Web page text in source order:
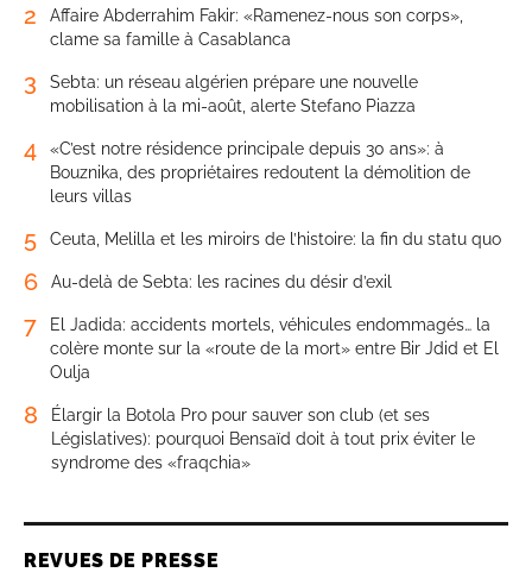
2
Affaire Abderrahim Fakir: «Ramenez-nous son corps»,
clame sa famille à Casablanca
3
Sebta: un réseau algérien prépare une nouvelle
mobilisation à la mi-août, alerte Stefano Piazza
4
«C’est notre résidence principale depuis 30 ans»: à
Bouznika, des propriétaires redoutent la démolition de
leurs villas
5 Ceuta, Melilla et les miroirs de l’histoire: la fin du statu quo
6 Au-delà de Sebta: les racines du désir d’exil
7
El Jadida: accidents mortels, véhicules endommagés… la
colère monte sur la «route de la mort» entre Bir Jdid et El
Oulja
8
Élargir la Botola Pro pour sauver son club (et ses
Législatives): pourquoi Bensaïd doit à tout prix éviter le
syndrome des «fraqchia»
REVUES DE PRESSE